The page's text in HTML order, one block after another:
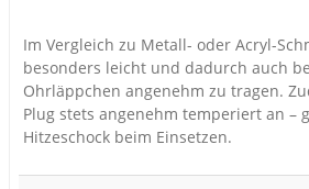
Im Vergleich zu Metall- oder Acryl-
besonders leicht und dadurch auch
Ohrläppchen angenehm zu tragen.
Plug stets angenehm temperiert an –
Hitzeschock beim Einsetzen.